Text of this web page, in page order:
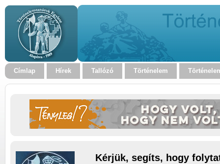
Címlap Hírek Tallózó Történelem
Kérjük, segíts, hogy